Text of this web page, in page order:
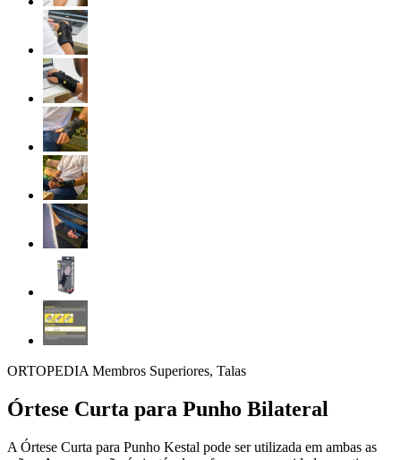
ORTOPEDIA Membros Superiores, Talas
Órtese Curta para Punho Bilateral
A Órtese Curta para Punho Kestal pode ser utilizada em ambas as